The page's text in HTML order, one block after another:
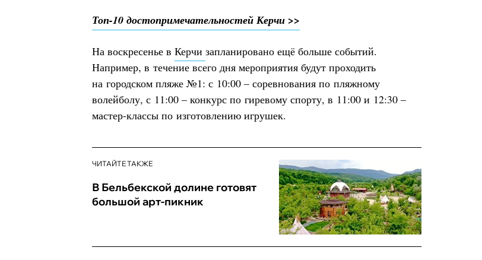
Топ-10 достопримечательностей Керчи >>
На воскресенье в Керчи запланировано ещё больше событий.
Например, в течение всего дня мероприятия будут проходить
на городском пляже №1: с 10:00 – соревнования по пляжному
волейболу, с 11:00 – конкурс по гиревому спорту, в 11:00 и 12:30 –
мастер-классы по изготовлению игрушек.
ЧИТАЙТЕ ТАКЖЕ
В Бельбекской долине готовят
большой арт-пикник